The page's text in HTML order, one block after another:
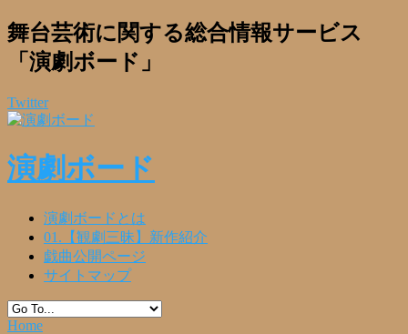
舞台芸術に関する総合情報サービス
「演劇ボード」
Twitter
演劇ボード
演劇ボードとは
01.【観劇三昧】新作紹介
戯曲公開ページ
サイトマップ
Home